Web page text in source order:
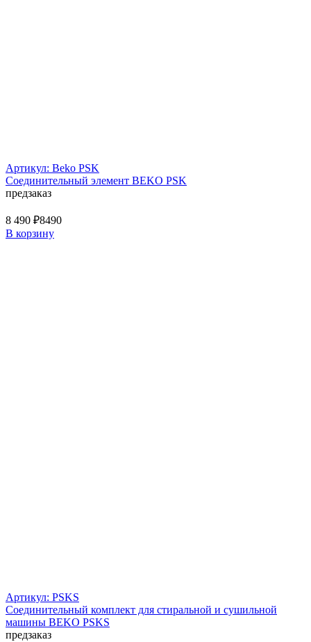
Артикул: Beko PSK
Соединительный элемент BEKO PSK
предзаказ
8 490 ₽8490
В корзину
Артикул: PSKS
Соединительный комплект для стиральной и сушильной
машины BEKO PSKS
предзаказ